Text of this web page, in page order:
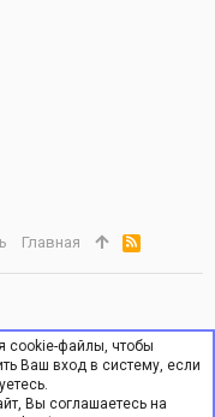
Главная
R
S
S
cookie-файлы, чтобы
Ваш вход в систему, если
Вы соглашаетесь на